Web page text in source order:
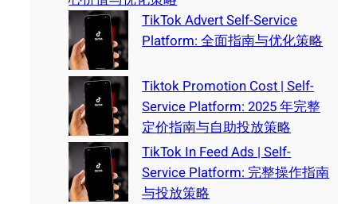
TikTok Advert Self-Service
Platform: 全面指南与优化策略
Tiktok Promotion Cost | Self-
Service Platform: 2025 年完整
定价指南与自助投放策略
TikTok In Feed Ads | Self-
Service Platform: 完整操作指南
与投放策略